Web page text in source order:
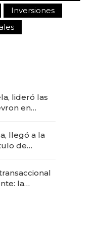
Inversiones
lideró las
en
llegó a la
de
la